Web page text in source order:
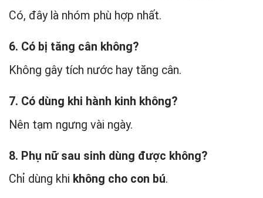
Có, đây là nhóm phù hợp nhất.
6. Có bị tăng cân không?
Không gây tích nước hay tăng cân.
7. Có dùng khi hành kinh không?
Nên tạm ngưng vài ngày.
8. Phụ nữ sau sinh dùng được không?
Chỉ dùng khi không cho con bú.